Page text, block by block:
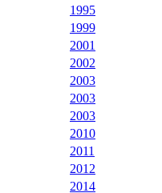
1995
1999
2001
2002
2003
2003
2003
2010
2011
2012
2014